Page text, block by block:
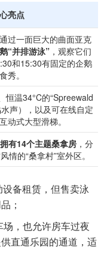
亮点
过一面巨大的曲面亚克
“并排游泳”，观察它们
和15:30有固定的企鹅
秀。
恒温34°C的“Spreewald
声），以及可在线自定
动式大型滑梯。
有14个主题桑拿房，分
情的“桑拿村”室外区。
备租赁，但售卖泳
；
，也允许房车过夜
直通乐园的通道，适